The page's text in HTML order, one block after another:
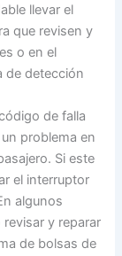
llevar el
que revisen y
o en el
de detección
de falla
problema en
Si este
el interruptor
algunos
y reparar
de bolsas de